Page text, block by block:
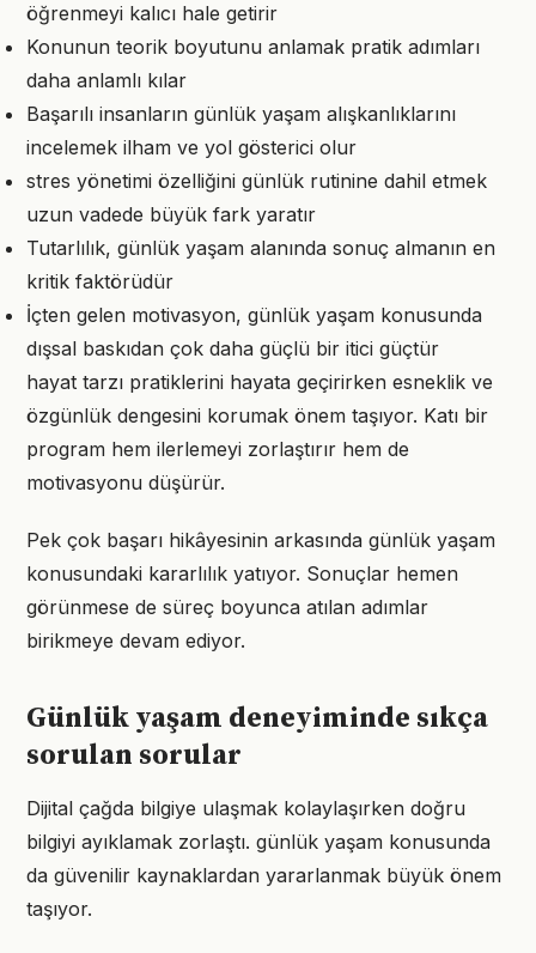
öğrenmeyi kalıcı hale getirir
Konunun teorik boyutunu anlamak pratik adımları
daha anlamlı kılar
Başarılı insanların günlük yaşam alışkanlıklarını
incelemek ilham ve yol gösterici olur
stres yönetimi özelliğini günlük rutinine dahil etmek
uzun vadede büyük fark yaratır
Tutarlılık, günlük yaşam alanında sonuç almanın en
kritik faktörüdür
İçten gelen motivasyon, günlük yaşam konusunda
dışsal baskıdan çok daha güçlü bir itici güçtür
hayat tarzı pratiklerini hayata geçirirken esneklik ve
özgünlük dengesini korumak önem taşıyor. Katı bir
program hem ilerlemeyi zorlaştırır hem de
motivasyonu düşürür.
Pek çok başarı hikâyesinin arkasında günlük yaşam
konusundaki kararlılık yatıyor. Sonuçlar hemen
görünmese de süreç boyunca atılan adımlar
birikmeye devam ediyor.
Günlük yaşam deneyiminde sıkça
sorulan sorular
Dijital çağda bilgiye ulaşmak kolaylaşırken doğru
bilgiyi ayıklamak zorlaştı. günlük yaşam konusunda
da güvenilir kaynaklardan yararlanmak büyük önem
taşıyor.